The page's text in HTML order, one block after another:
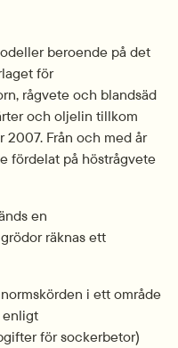
beroende på det
för
rågvete och blandsäd
och oljelin tillkom
2007. Från och med år
fördelat på höstrågvete
en
räknas ett
i ett område
enligt
för sockerbetor)